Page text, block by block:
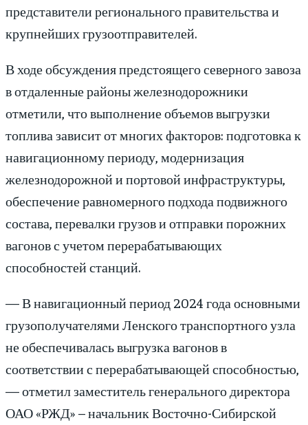
представители регионального правительства и
крупнейших грузоотправителей.
В ходе обсуждения предстоящего северного завоза
в отдаленные районы железнодорожники
отметили, что выполнение объемов выгрузки
топлива зависит от многих факторов: подготовка к
навигационному периоду, модернизация
железнодорожной и портовой инфраструктуры,
обеспечение равномерного подхода подвижного
состава, перевалки грузов и отправки порожних
вагонов с учетом перерабатывающих
способностей станций.
— В навигационный период 2024 года основными
грузополучателями Ленского транспортного узла
не обеспечивалась выгрузка вагонов в
соответствии с перерабатывающей способностью,
— отметил заместитель генерального директора
ОАО «РЖД» – начальник Восточно-Сибирской